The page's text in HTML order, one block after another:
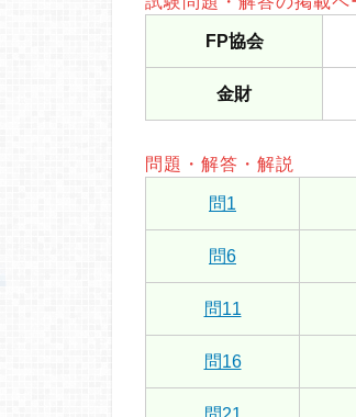
FP協会
金財
問題・解答・解説
問1
問6
問11
問16